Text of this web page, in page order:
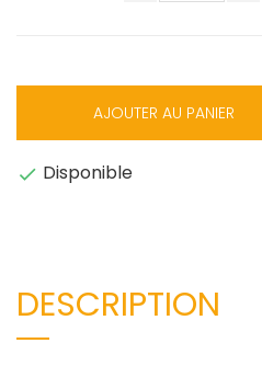
AJOUTER AU PANIER
 Disponible
DESCRIPTION